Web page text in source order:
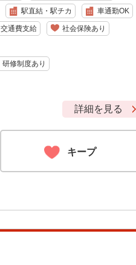
駅直結・駅チカ 車通勤OK
交通費支給 社会保険あり
研修制度あり
詳細を見る
キープ